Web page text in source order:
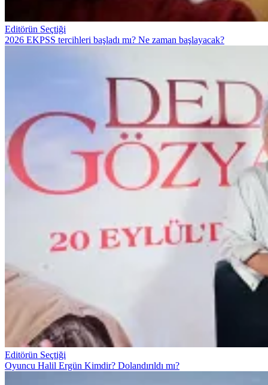
Editörün Seçtiği
2026 EKPSS tercihleri başladı mı? Ne zaman başlayacak?
Editörün Seçtiği
Oyuncu Halil Ergün Kimdir? Dolandırıldı mı?